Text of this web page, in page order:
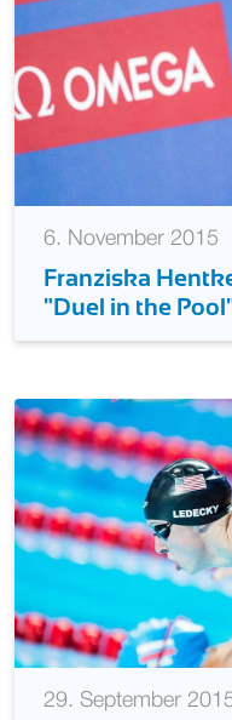
6. November 2015
Franziska
"Duel in the
29. September